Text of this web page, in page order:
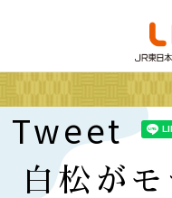
Tweet
白松が